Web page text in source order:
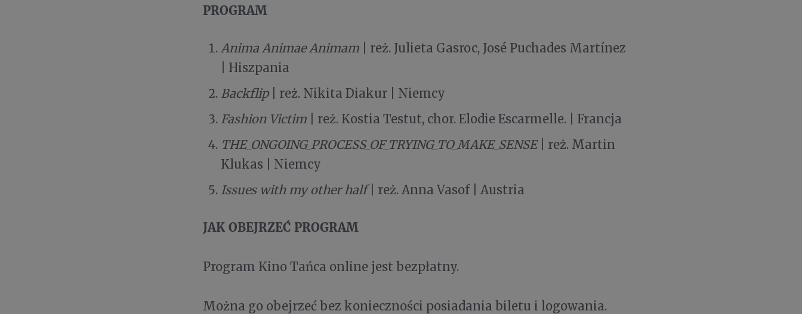
PROGRAM
Anima Animae Animam | reż. Julieta Gasroc, José Puchades Martínez
| Hiszpania
Backflip| reż. Nikita Diakur | Niemcy
Fashion Victim | reż. Kostia Testut, chor. Elodie Escarmelle. | Francja
THE_ONGOING_PROCESS_OF_TRYING_TO_MAKE_SENSE| reż. Martin
Klukas | Niemcy
Issues with my other half | reż. Anna Vasof | Austria
JAK OBEJRZEĆ PROGRAM
Program Kino Tańca online jest bezpłatny.
Można go obejrzeć bez konieczności posiadania biletu i logowania.